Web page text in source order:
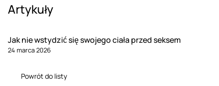
Artykuły
Jak nie wstydzić się swojego ciała przed seksem
24 marca 2026
Powrót do listy